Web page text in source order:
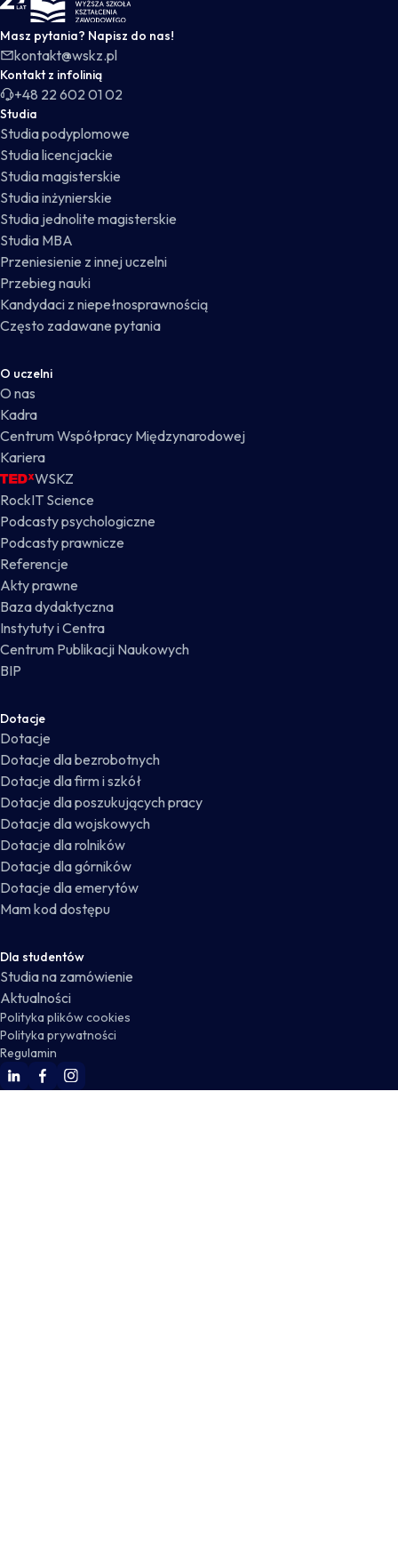
Masz pytania? Napisz do nas!
kontakt@wskz.pl
Kontakt z infolinią
+48 22 602 01 02
Studia
Studia podyplomowe
Studia licencjackie
Studia magisterskie
Studia inżynierskie
Studia jednolite magisterskie
Studia MBA
Przeniesienie z innej uczelni
Przebieg nauki
Kandydaci z niepełnosprawnością
Często zadawane pytania
O uczelni
O nas
Kadra
Centrum Współpracy Międzynarodowej
Kariera
WSKZ
RockIT Science
Podcasty psychologiczne
Podcasty prawnicze
Referencje
Akty prawne
Baza dydaktyczna
Instytuty i Centra
Centrum Publikacji Naukowych
BIP
Dotacje
Dotacje
Dotacje dla bezrobotnych
Dotacje dla firm i szkół
Dotacje dla poszukujących pracy
Dotacje dla wojskowych
Dotacje dla rolników
Dotacje dla górników
Dotacje dla emerytów
Mam kod dostępu
Dla studentów
Studia na zamówienie
Aktualności
Polityka plików cookies
Polityka prywatności
Regulamin
WSKZ Linkedin
WSKZ Facebook
WSKZ Instagram